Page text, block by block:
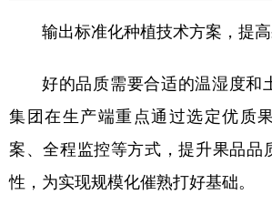
新疆 内蒙古 黑龙江
多语种频道
English Español Français
输出标准化种植技术方案，提
好的品质需要合适的温湿度和
集团在生产端重点通过选定优质
案、全程监控等方式，提升果品品
性，为实现规模化催熟打好基础。